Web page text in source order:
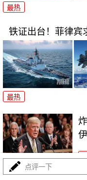
最热
铁证出台！菲律宾
最热
点评一下